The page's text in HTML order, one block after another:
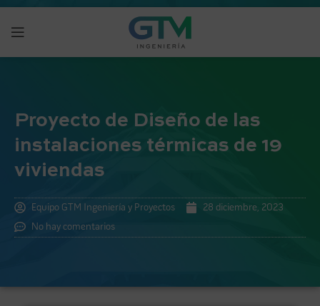
Proyecto de Diseño de las
instalaciones térmicas de 19
viviendas
Equipo GTM Ingeniería y Proyectos 28 diciembre, 2023
No hay comentarios